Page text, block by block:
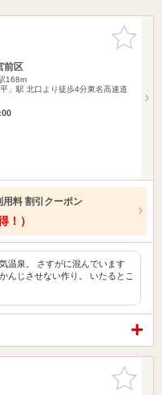
お気に入
りに追加
前区
168m
」駅 北口より徒歩4分東名高速道
用料 割引クーポン
！）
温泉。 さすがに混んでいます
んじさせない作り。 いたるとこ
お気に入
りに追加